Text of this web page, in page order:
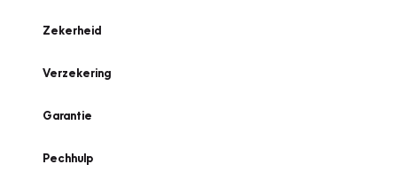
Zekerheid
Verzekering
Garantie
Pechhulp